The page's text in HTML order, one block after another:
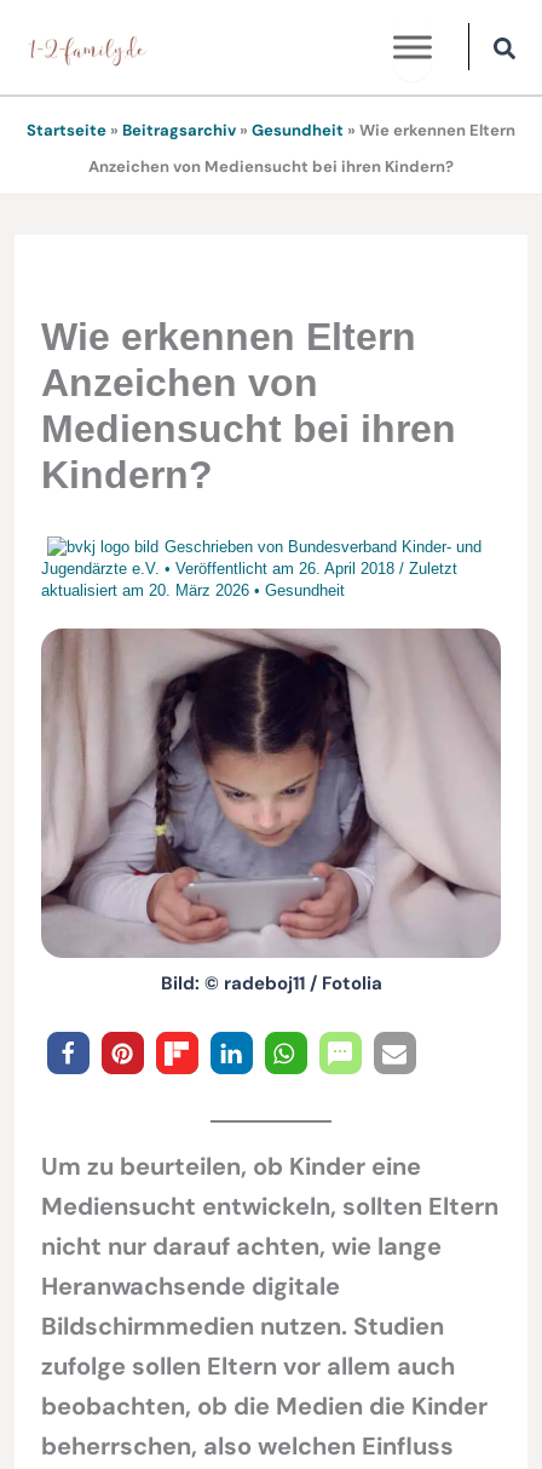
Inhalt
springen
Startseite » Beitragsarchiv » Gesundheit » Wie erkennen Eltern
Anzeichen von Mediensucht bei ihren Kindern?
Wie erkennen Eltern
Anzeichen von
Mediensucht bei ihren
Kindern?
Geschrieben von Bundesverband Kinder- und
Jugendärzte e.V. • Veröffentlicht am 26. April 2018 / Zuletzt
aktualisiert am 20. März 2026• Gesundheit
Bild: © radeboj11 / Fotolia
Um zu beurteilen, ob Kinder eine
Mediensucht entwickeln, sollten Eltern
nicht nur darauf achten, wie lange
Heranwachsende digitale
Bildschirmmedien nutzen. Studien
zufolge sollen Eltern vor allem auch
beobachten, ob die Medien die Kinder
beherrschen, also welchen Einfluss